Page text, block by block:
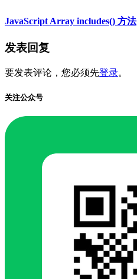
JavaScript Array includes() 方法
发表回复
要发表评论，您必须先登录。
关注公众号